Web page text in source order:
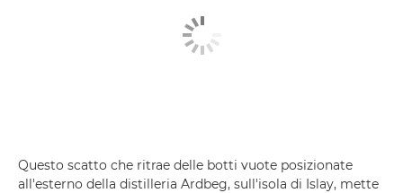
Questo scatto che ritrae delle botti vuote posizionate
all'esterno della distilleria Ardbeg, sull'isola di Islay, mette